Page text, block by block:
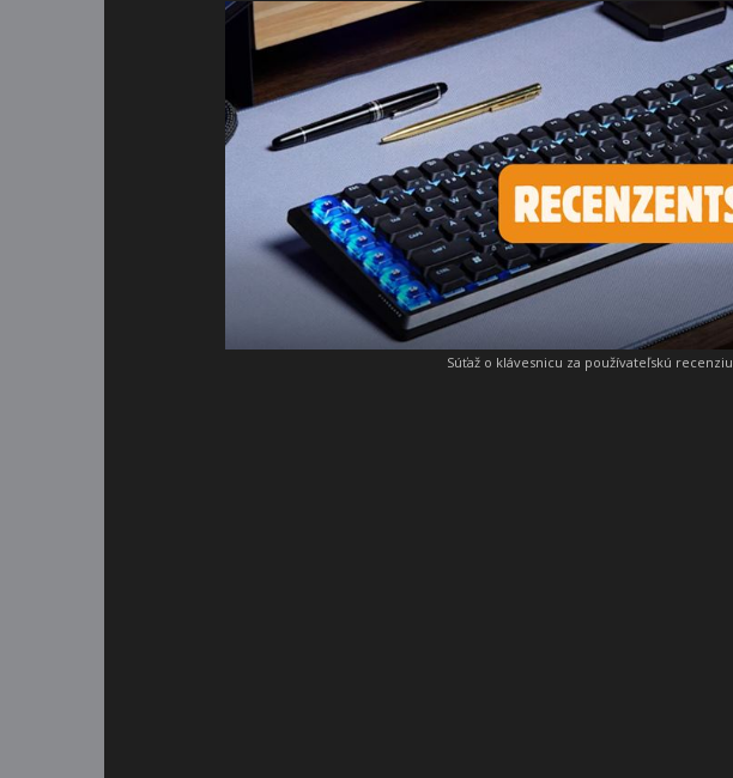
Súťaž o klávesnicu za používateľskú recenziu